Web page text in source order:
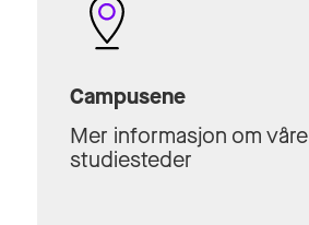
Campusene
Mer informasjon om våre
studiesteder